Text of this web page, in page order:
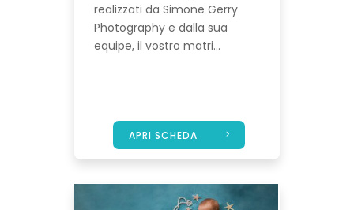
realizzati da Simone Gerry
Photography e dalla sua
equipe, il vostro matri...
APRI SCHEDA